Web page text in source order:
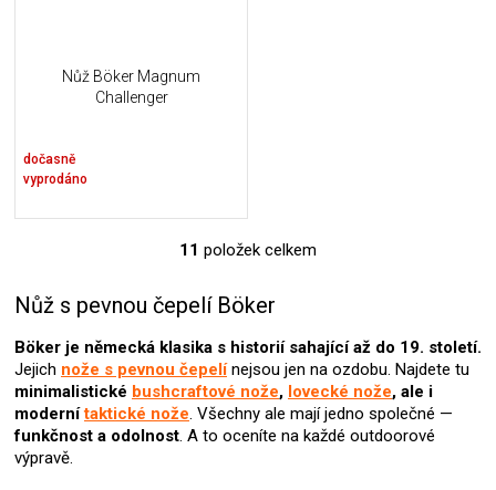
Nůž Böker Magnum
Challenger
dočasně
vyprodáno
O
l
d
a
c
í
p
r
11 položek celkem
Nůž s pevnou čepelí Böker
Böker je německá klasika s historií sahající až do 19. století.
Jejich nože s pevnou čepelínejsou jen na ozdobu. Najdete tu
minimalistické bushcraftové nože, lovecké nože, ale i
modernítaktické nože. Všechny ale mají jedno společné —
funkčnost a odolnost. A to oceníte na každé outdoorové
výpravě.